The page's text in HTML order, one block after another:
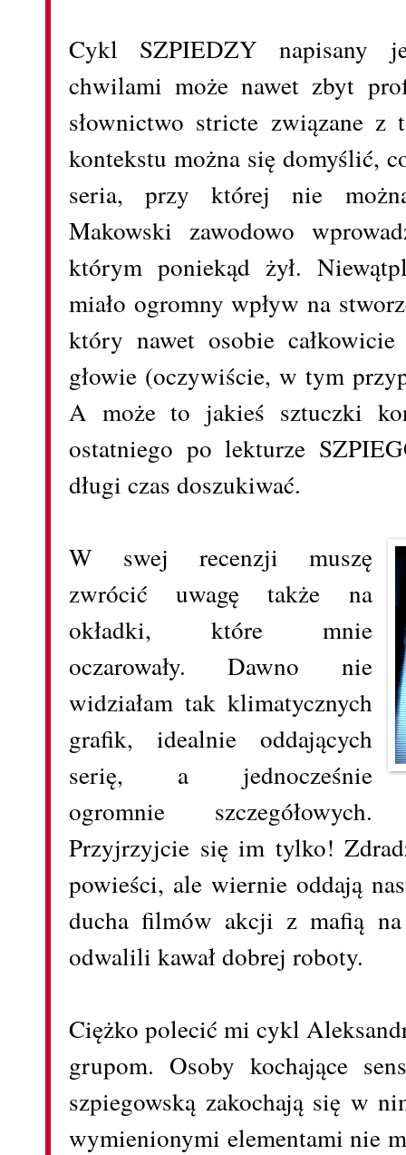
Cykl SZPIEDZY napisany
chwilami może nawet zbyt
słownictwo stricte związane z
kontekstu można się domyślić,
seria, przy której nie
Makowski zawodowo
którym poniekąd żył.
miało ogromny wpływ na
który nawet osobie
głowie (oczywiście, w tym
A może to jakieś sztuczki
ostatniego po lekturze
długi czas doszukiwać.
W swej recenzji muszę
zwrócić uwagę także na
okładki, które mnie
oczarowały. Dawno nie
widziałam tak klimatycznych
grafik, idealnie oddających
serię, a jednocześnie
ogromnie szczegółowych.
Przyjrzyjcie się im tylko!
powieści, ale wiernie oddają
ducha filmów akcji z mafią na
odwalili kawał dobrej roboty.
Ciężko polecić mi cykl
grupom. Osoby kochające
szpiegowską zakochają się w
wymienionymi elementami nie